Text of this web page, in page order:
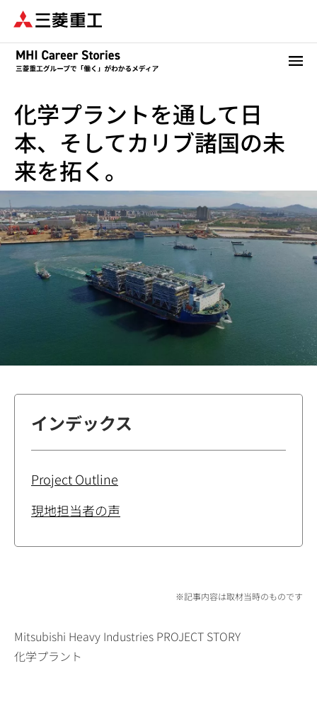
ン
化学プラントを通して日
本、そしてカリブ諸国の未
来を拓く。
インデックス
Project Outline
現地担当者の声
※記事内容は取材当時のものです
Mitsubishi Heavy Industries PROJECT STORY
化学プラント